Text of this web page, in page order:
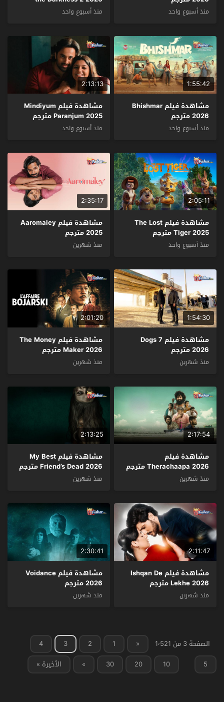
منذ أسبوع واحد
مترجم
منذ أسبوع واحد
1:55:42
مشاهدة فيلم Bhishmar
2026 مترجم
منذ أسبوع واحد
2:13:13
مشاهدة فيلم Mindiyum
Paranjum 2025 مترجم
منذ أسبوع واحد
2:05:11
مشاهدة فيلم The Lost
Tiger 2025 مترجم
منذ أسبوع واحد
2:35:17
مشاهدة فيلم Aaromaley
2025 مترجم
منذ شهرين
1:54:30
مشاهدة فيلم 7 Dogs
2026 مترجم
منذ شهرين
2:01:20
مشاهدة فيلم The Money
Maker 2026 مترجم
منذ شهرين
2:17:54
مشاهدة فيلم
Therachaapa 2026 مترجم
منذ شهرين
2:13:25
مشاهدة فيلم My Best
Friend’s Dead 2026 مترجم
منذ شهرين
2:11:47
مشاهدة فيلم Ishqan De
Lekhe 2026 مترجم
منذ شهرين
2:30:41
مشاهدة فيلم Voidance
2026 مترجم
منذ شهرين
الصفحة 3 من 1٬521 «
1
2
3
4
5
10
20
30
» الأخيرة »